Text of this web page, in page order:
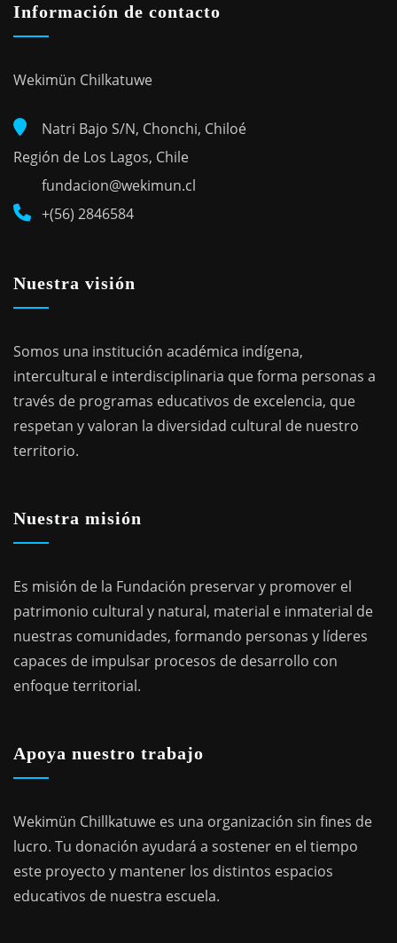
Información de contacto
Wekimün Chilkatuwe
Natri Bajo S/N, Chonchi, Chiloé
Región de Los Lagos, Chile
fundacion@wekimun.cl
+(56) 2846584
Nuestra visión
Somos una institución académica indígena,
intercultural e interdisciplinaria que forma personas a
través de programas educativos de excelencia, que
respetan y valoran la diversidad cultural de nuestro
territorio.
Nuestra misión
Es misión de la Fundación preservar y promover el
patrimonio cultural y natural, material e inmaterial de
nuestras comunidades, formando personas y líderes
capaces de impulsar procesos de desarrollo con
enfoque territorial.
Apoya nuestro trabajo
Wekimün Chillkatuwe es una organización sin fines de
lucro. Tu donación ayudará a sostener en el tiempo
este proyecto y mantener los distintos espacios
educativos de nuestra escuela.